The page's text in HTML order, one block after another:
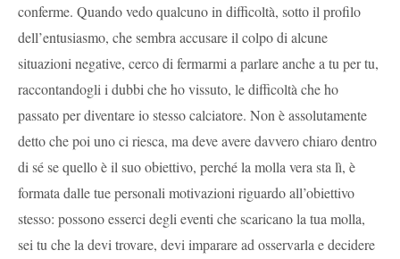
conferme. Quando vedo qualcuno in difficoltà, sotto il profilo
dell’entusiasmo, che sembra accusare il colpo di alcune
situazioni negative, cerco di fermarmi a parlare anche a tu per tu,
raccontandogli i dubbi che ho vissuto, le difficoltà che ho
passato per diventare io stesso calciatore. Non è assolutamente
detto che poi uno ci riesca, ma deve avere davvero chiaro dentro
di sé se quello è il suo obiettivo, perché la molla vera sta lì, è
formata dalle tue personali motivazioni riguardo all’obiettivo
stesso: possono esserci degli eventi che scaricano la tua molla,
sei tu che la devi trovare, devi imparare ad osservarla e decidere